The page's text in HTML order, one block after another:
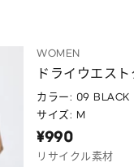
WOMEN
ドライウエス
カラー: 09 BLACK
サイズ: M
¥990
リサイクル素材